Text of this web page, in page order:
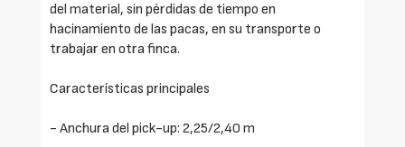
del material, sin pérdidas de tiempo en
hacinamiento de las pacas, en su transporte o
trabajar en otra finca.
Características principales
- Anchura del pick-up: 2,25/2,40 m